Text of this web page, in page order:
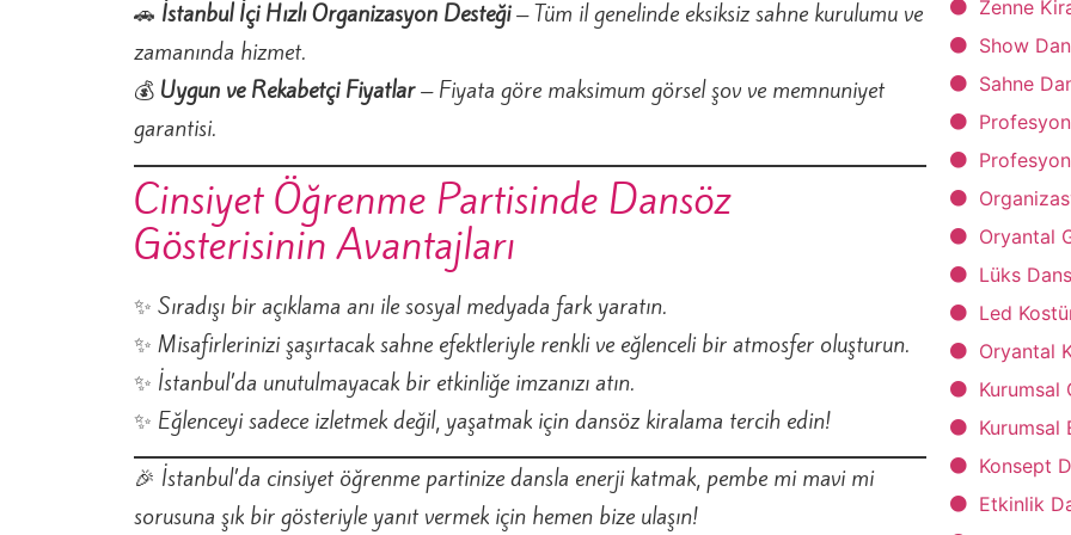
🚗 İstanbul İçi Hızlı Organizasyon Desteği– Tüm il genelinde eksiksiz sahne kurulumu ve
zamanında hizmet.
💰 Uygun ve Rekabetçi Fiyatlar– Fiyata göre maksimum görsel şov ve memnuniyet
garantisi.
Cinsiyet Öğrenme Partisinde Dansöz
Gösterisinin Avantajları
✨ Sıradışı bir açıklama anı ile sosyal medyada fark yaratın.
✨ Misafirlerinizi şaşırtacak sahne efektleriyle renkli ve eğlenceli bir atmosfer oluşturun.
✨ İstanbul’da unutulmayacak bir etkinliğe imzanızı atın.
✨ Eğlenceyi sadece izletmek değil, yaşatmak için dansöz kiralama tercih edin!
🎉 İstanbul’da cinsiyet öğrenme partinize dansla enerji katmak, pembe mi mavi mi
sorusuna şık bir gösteriyle yanıt vermek için hemen bize ulaşın!
Zenne
Show
Sahne
Oryantal
Lüks
Led
Oryantal
Kurumsal
Kurumsal
Konsept
Etkinlik